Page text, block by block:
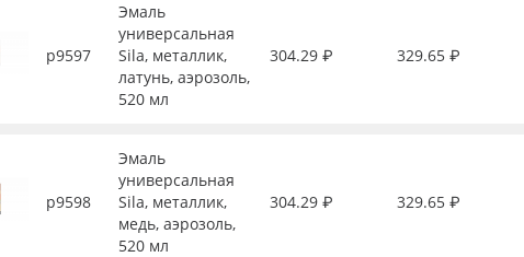
р9597
Эмаль
универсальная
Sila, металлик,
латунь, аэрозоль,
520 мл
304.29 ₽ 329.65 ₽
р9598
Эмаль
универсальная
Sila, металлик,
медь, аэрозоль,
520 мл
304.29 ₽ 329.65 ₽